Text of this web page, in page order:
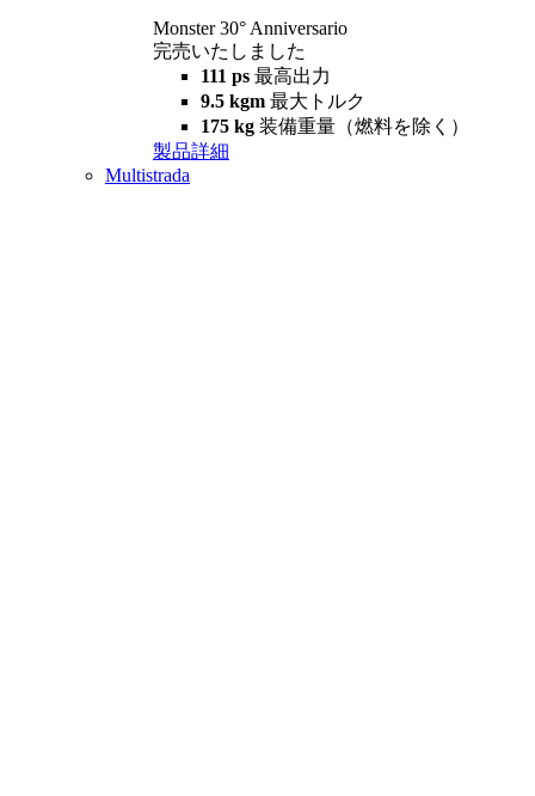
Monster 30° Anniversario
完売いたしました
111 ps 最高出力
9.5 kgm 最大トルク
175 kg 装備重量（燃料を除く）
製品詳細
Multistrada